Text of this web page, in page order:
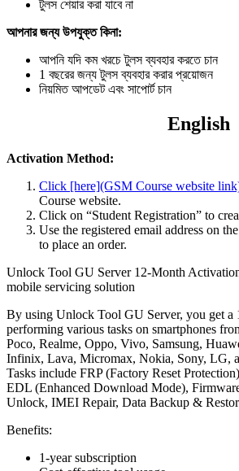
টুলস শেয়ার করা যাবে না
আপনার জন্য উপযুক্ত কিনা:
আপনি যদি কম খরচে টুলস ব্যবহার করতে চান
1 বছরের জন্য টুলস ব্যবহার করার প্রয়োজন
নিয়মিত আপডেট এবং সাপোর্ট চান
English
Activation Method:
Click [here](GSM Course website
Course website.
Click on “Student Registration” to
Use the registered email address on
to place an order.
Unlock Tool GU Server 12-Month
mobile servicing solution
By using Unlock Tool GU Server, you get a
performing various tasks on smartphones
Poco, Realme, Oppo, Vivo, Samsung,
Infinix, Lava, Micromax, Nokia, Sony, LG,
Tasks include FRP (Factory Reset
EDL (Enhanced Download Mode),
Unlock, IMEI Repair, Data Backup &
Benefits:
1-year subscription